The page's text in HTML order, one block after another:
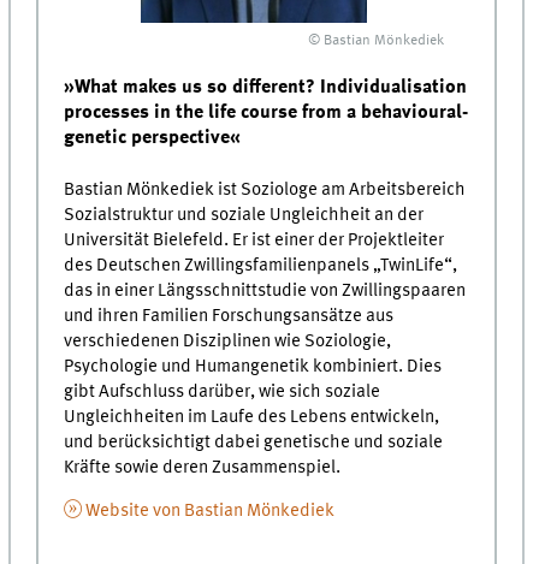
© Bastian Mönkediek
»What makes us so different? Individualisation
processes in the life course from a behavioural-
genetic perspective«
Bastian Mönkediek ist Soziologe am Arbeitsbereich
Sozialstruktur und soziale Ungleichheit an der
Universität Bielefeld. Er ist einer der Projektleiter
des Deutschen Zwillingsfamilienpanels „TwinLife“,
das in einer Längsschnittstudie von Zwillingspaaren
und ihren Familien Forschungsansätze aus
verschiedenen Disziplinen wie Soziologie,
Psychologie und Humangenetik kombiniert. Dies
gibt Aufschluss darüber, wie sich soziale
Ungleichheiten im Laufe des Lebens entwickeln,
und berücksichtigt dabei genetische und soziale
Kräfte sowie deren Zusammenspiel.
Website von Bastian Mönkediek